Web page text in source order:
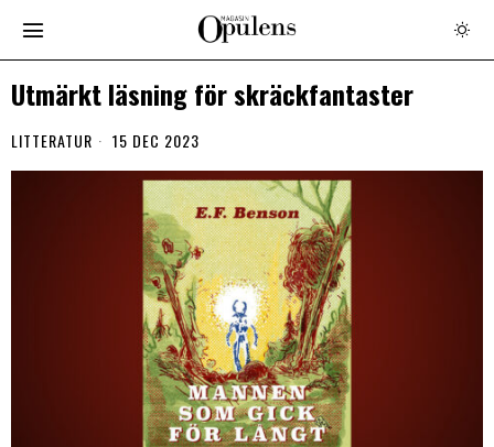
Utmärkt läsning för skräckfantaster
LITTERATUR 15 DEC 2023